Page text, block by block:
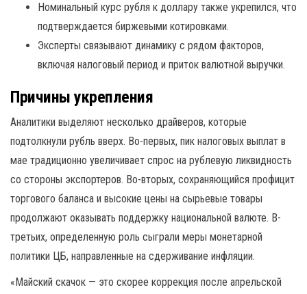
Номинальный курс рубля к доллару также укрепился, что
подтверждается биржевыми котировками.
Эксперты связывают динамику с рядом факторов,
включая налоговый период и приток валютной выручки.
Причины укрепления
Аналитики выделяют несколько драйверов, которые
подтолкнули рубль вверх. Во-первых, пик налоговых выплат в
мае традиционно увеличивает спрос на рублевую ликвидность
со стороны экспортеров. Во-вторых, сохраняющийся профицит
торгового баланса и высокие цены на сырьевые товары
продолжают оказывать поддержку национальной валюте. В-
третьих, определенную роль сыграли меры монетарной
политики ЦБ, направленные на сдерживание инфляции.
«Майский скачок — это скорее коррекция после апрельской